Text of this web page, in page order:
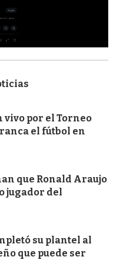
vivo por el Torneo
el fútbol en
que Ronald Araujo
jugador del
su plantel al
que puede ser